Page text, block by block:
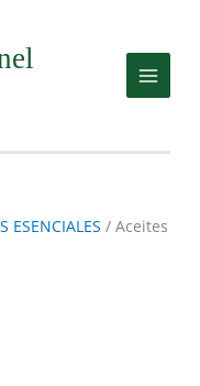
ESENCIALES / Aceites